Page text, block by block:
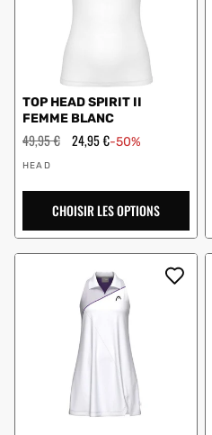
TOP HEAD SPIRIT II
FEMME BLANC
Prix
régulier
49,95 € Prix
24,95 €-50%
Vendeur
HEAD
CHOISIR LES OPTIONS